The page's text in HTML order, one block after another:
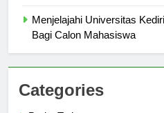
Menjelajahi Universitas
Categories